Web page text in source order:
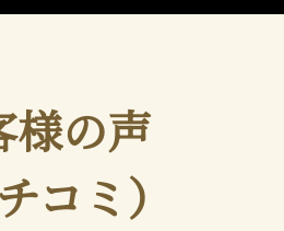
様の声
コミ）